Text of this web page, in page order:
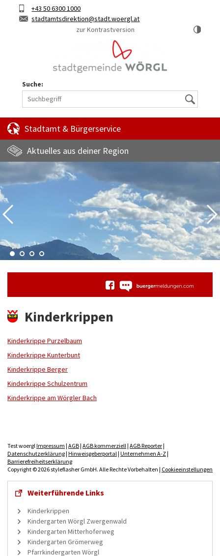
Hauptinhalt
KurztasteTelefon+43 50 6300 1000
E-
stadtamtsdirektion
stadt.woergl.at
zur Kontrastversion
Suche:
Suche
Stadtamt & Bürgerservice
Aktuelles aus deiner Region
Kinderkrippen
Kinderkrippe Purzelbaum
Kinderkrippe Kunterbunt
Kinderkrippe Berger
Kinderkrippe Schulzentrum
Kinderkrippe am Wörgler Bach
Test woergl Impressum | AGB| AGB kommerziell | AGB Reporter|
Datenschutzerklärung| Hinweisgeberportal | Unternehmen A-Z|
Barrierefreiheitserklärung
Copyright © 2026 styleflasher GmbH. Alle Rechte Vorbehalten | Cookieeinstellungen
Weiterführende Links
Kinderkrippen
Kindergarten Wörgl Zwergenwald
Kindergarten Mitterhoferweg
Kindergarten Grömerweg
Pfarrkindergarten Wörgl